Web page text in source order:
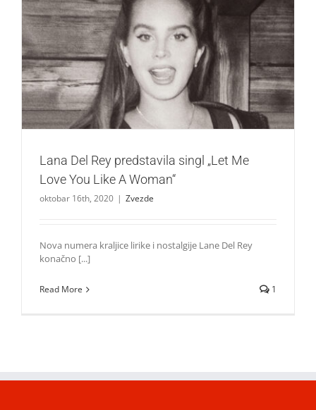
Lana Del Rey predstavila singl „Let Me Love You Like A
Woman“
Zvezde
Lana Del Rey predstavila singl „Let Me
Love You Like A Woman“
oktobar 16th, 2020 | Zvezde
Nova numera kraljice lirike i nostalgije Lane Del Rey
konačno [...]
Read More 1